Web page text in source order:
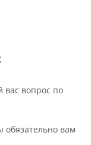
вопрос по
вам